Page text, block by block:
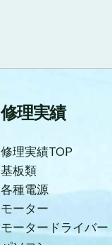
修理実績
修理実績TOP
基板類
各種電源
モーター
モータードライバー